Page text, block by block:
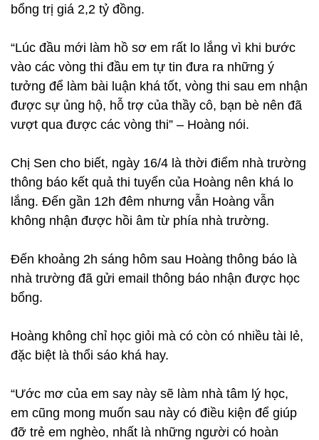
bổng trị giá 2,2 tỷ đồng.
“Lúc đầu mới làm hồ sơ em rất lo lắng vì khi bước
vào các vòng thi đầu em tự tin đưa ra những ý
tưởng để làm bài luận khá tốt, vòng thi sau em nhận
được sự ủng hộ, hỗ trợ của thầy cô, bạn bè nên đã
vượt qua được các vòng thi” – Hoàng nói.
Chị Sen cho biết, ngày 16/4 là thời điểm nhà trường
thông báo kết quả thi tuyển của Hoàng nên khá lo
lắng. Đến gần 12h đêm nhưng vẫn Hoàng vẫn
không nhận được hồi âm từ phía nhà trường.
Đến khoảng 2h sáng hôm sau Hoàng thông báo là
nhà trường đã gửi email thông báo nhận được học
bổng.
Hoàng không chỉ học giỏi mà có còn có nhiều tài lẻ,
đặc biệt là thổi sáo khá hay.
“Ước mơ của em say này sẽ làm nhà tâm lý học,
em cũng mong muốn sau này có điều kiện để giúp
đỡ trẻ em nghèo, nhất là những người có hoàn